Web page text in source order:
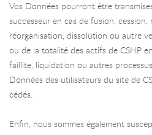
Vos Données pourront être
successeur en cas de fusion,
réorganisation, dissolution ou autre
ou de la totalité des actifs de CSHP
faillite, liquidation ou autres
Données des utilisateurs du site de
cédés.
Enfin, nous sommes également